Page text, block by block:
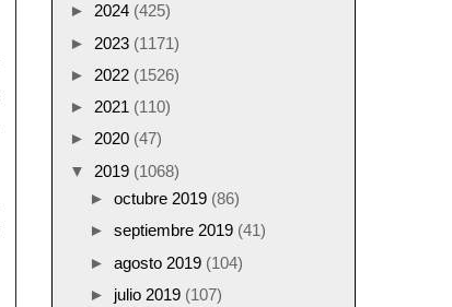
► 2024 (425)
► 2023 (1171)
► 2022 (1526)
► 2021 (110)
► 2020 (47)
▼ 2019 (1068)
► octubre 2019 (86)
► septiembre 2019 (41)
► agosto 2019 (104)
► julio 2019 (107)